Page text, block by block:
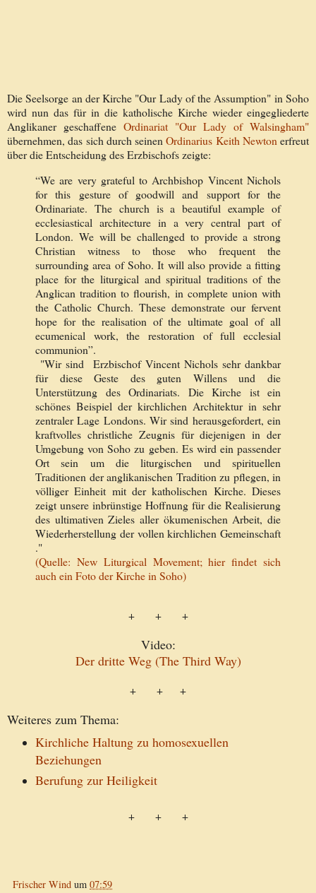
Die Seelsorge an der Kirche "Our Lady of the Assumption" in Soho
wird nun das für in die katholische Kirche wieder eingegliederte
Anglikaner geschaffene Ordinariat "Our Lady of Walsingham"
übernehmen, das sich durch seinenOrdinarius Keith Newtonerfreut
über die Entscheidung des Erzbischofs zeigte:
“We are very grateful to Archbishop Vincent Nichols
for this gesture of goodwill and support for the
Ordinariate. The church is a beautiful example of
ecclesiastical architecture in a very central part of
London. We will be challenged to provide a strong
Christian witness to those who frequent the
surrounding area of Soho. It will also provide a fitting
place for the liturgical and spiritual traditions of the
Anglican tradition to flourish, in complete union with
the Catholic Church. These demonstrate our fervent
hope for the realisation of the ultimate goal of all
ecumenical work, the restoration of full ecclesial
communion”.
"Wir sind Erzbischof Vincent Nichols sehr dankbar
für diese Geste des guten Willens und die
Unterstützung des Ordinariats. Die Kirche ist ein
schönes Beispiel der kirchlichen Architektur in sehr
zentraler Lage Londons. Wir sind herausgefordert, ein
kraftvolles christliche Zeugnis für diejenigen in der
Umgebung von Soho zu geben. Es wird ein passender
Ort sein um die liturgischen und spirituellen
Traditionen der anglikanischen Tradition zu pflegen, in
völliger Einheit mit der katholischen Kirche. Dieses
zeigt unsere inbrünstige Hoffnung für die Realisierung
des ultimativen Zieles aller ökumenischen Arbeit, die
Wiederherstellung der vollen kirchlichen Gemeinschaft
."
(Quelle: New Liturgical Movement; hier findet sich
auch ein Foto der Kirche in Soho)
+ + +
Video:
Der dritte Weg (The Third Way)
+ + +
Weiteres zum Thema:
Kirchliche Haltung zu homosexuellen
Beziehungen
Berufung zur Heiligkeit
+ + +
Frischer Wind um 07:59